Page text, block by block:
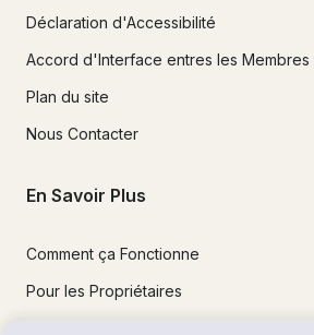
Déclaration d'Accessibilité
Accord d'Interface entres les Membres
Plan du site
Nous Contacter
En Savoir Plus
Comment ça Fonctionne
Pour les Propriétaires